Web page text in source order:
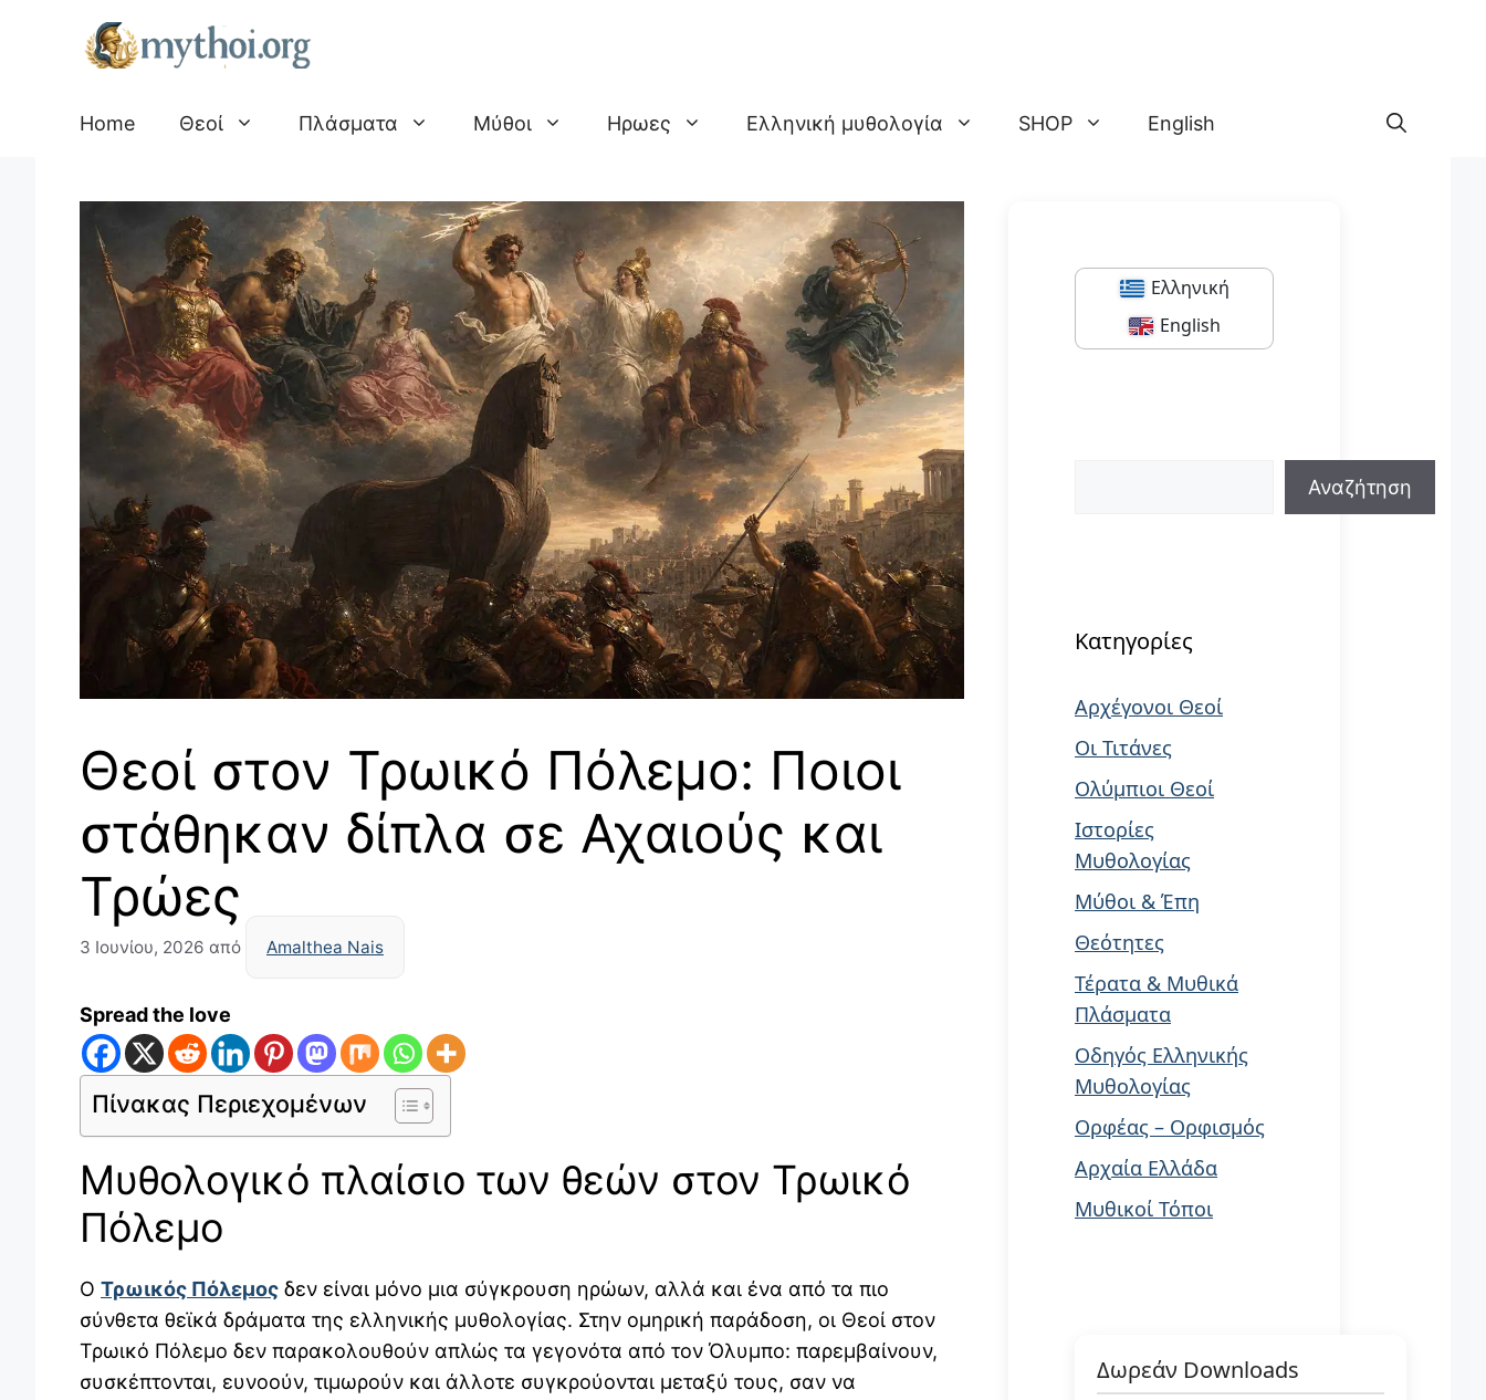
περιεχόμενο
Home Θεοί Πλάσματα Μύθοι Ηρωες Ελληνική μυθολογία SHOP English
Θεοί στον Τρωικό Πόλεμο: Ποιοι
στάθηκαν δίπλα σε Αχαιούς και
Τρώες
3 Ιουνίου, 2026 από Amalthea Nais
Spread the love
Πίνακας Περιεχομένων
Μυθολογικό πλαίσιο των θεών στον Τρωικό
Πόλεμο
Ο Τρωικός Πόλεμος δεν είναι μόνο μια σύγκρουση ηρώων, αλλά και ένα από τα πιο
σύνθετα θεϊκά δράματα της ελληνικής μυθολογίας. Στην ομηρική παράδοση, οι Θεοί στον
Τρωικό Πόλεμο δεν παρακολουθούν απλώς τα γεγονότα από τον Όλυμπο: παρεμβαίνουν,
συσκέπτονται, ευνοούν, τιμωρούν και άλλοτε συγκρούονται μεταξύ τους, σαν να
Ελληνική
English
Αναζήτηση
Κατηγορίες
Αρχέγονοι Θεοί
Οι Τιτάνες
Ολύμπιοι Θεοί
Ιστορίες
Μυθολογίας
Μύθοι & Έπη
Θεότητες
Τέρατα & Μυθικά
Πλάσματα
Οδηγός Ελληνικής
Μυθολογίας
Ορφέας – Ορφισμός
Αρχαία Ελλάδα
Μυθικοί Τόποι
Δωρεάν Downloads